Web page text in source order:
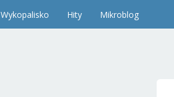
Wykopalisko Hity Mikroblog